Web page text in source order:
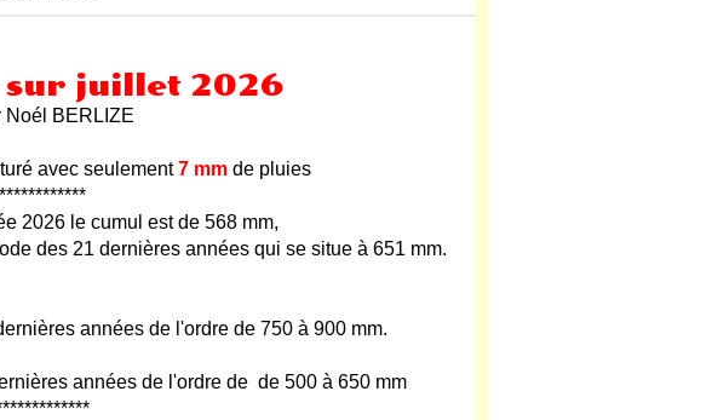
juillet 2026
Noél BERLIZE
avec seulement7 mm de pluies
2026 le cumul est de 568 mm,
des 21 dernières années qui se situe à 651 mm.
années de l'ordre de 750 à 900 mm.
années de l'ordre de de 500 à 650 mm